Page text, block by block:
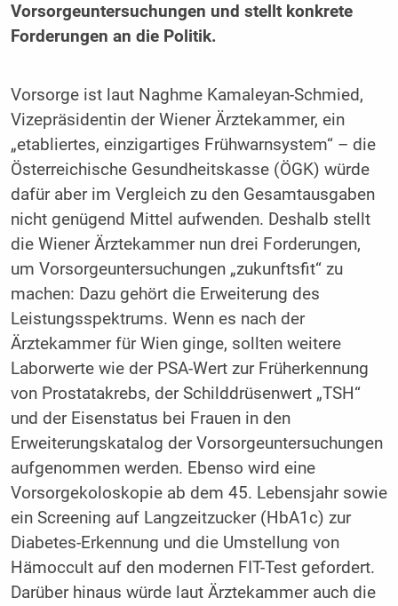
Vorsorgeuntersuchungen und stellt konkrete
Forderungen an die Politik.
Vorsorge ist laut Naghme Kamaleyan-Schmied,
Vizepräsidentin der Wiener Ärztekammer, ein
„etabliertes, einzigartiges Frühwarnsystem“ – die
Österreichische Gesundheitskasse (ÖGK) würde
dafür aber im Vergleich zu den Gesamtausgaben
nicht genügend Mittel aufwenden. Deshalb stellt
die Wiener Ärztekammer nun drei Forderungen,
um Vorsorgeuntersuchungen „zukunftsfit“ zu
machen: Dazu gehört die Erweiterung des
Leistungsspektrums. Wenn es nach der
Ärztekammer für Wien ginge, sollten weitere
Laborwerte wie der PSA-Wert zur Früherkennung
von Prostatakrebs, der Schilddrüsenwert „TSH“
und der Eisenstatus bei Frauen in den
Erweiterungskatalog der Vorsorgeuntersuchungen
aufgenommen werden. Ebenso wird eine
Vorsorgekoloskopie ab dem 45. Lebensjahr sowie
ein Screening auf Langzeitzucker (HbA1c) zur
Diabetes-Erkennung und die Umstellung von
Hämoccult auf den modernen FIT-Test gefordert.
Darüber hinaus würde laut Ärztekammer auch die